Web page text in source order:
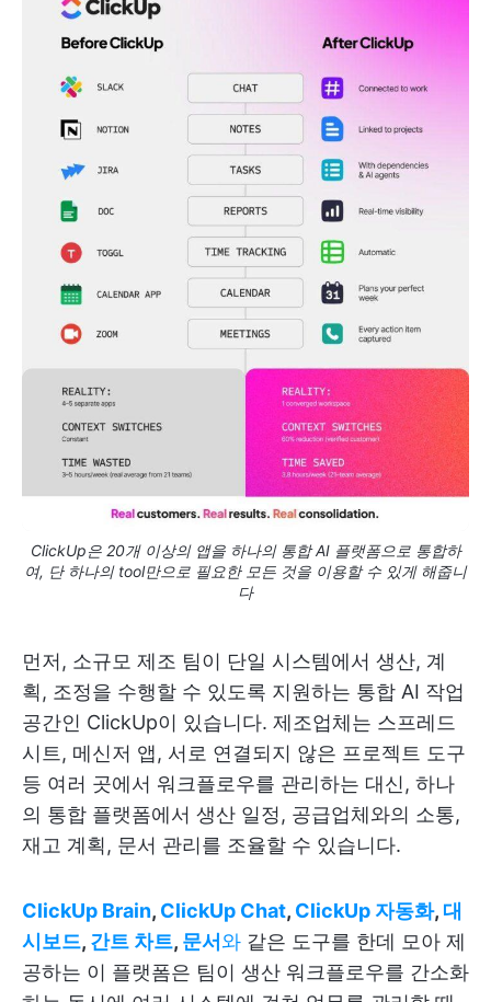
ClickUp은 20개 이상의 앱을 하나의 통합 AI 플랫폼으로 통합하
여, 단 하나의 tool만으로 필요한 모든 것을 이용할 수 있게 해줍니
다
먼저, 소규모 제조 팀이 단일 시스템에서 생산, 계
획, 조정을 수행할 수 있도록 지원하는 통합 AI 작업
공간인 ClickUp이 있습니다. 제조업체는 스프레드
시트, 메신저 앱, 서로 연결되지 않은 프로젝트 도구
등 여러 곳에서 워크플로우를 관리하는 대신, 하나
의 통합 플랫폼에서 생산 일정, 공급업체와의 소통,
재고 계획, 문서 관리를 조율할 수 있습니다.
ClickUp Brain, ClickUp Chat, ClickUp 자동화, 대
시보드, 간트 차트, 문서 와 같은 도구를 한데 모아 제
공하는 이 플랫폼은 팀이 생산 워크플로우를 간소화